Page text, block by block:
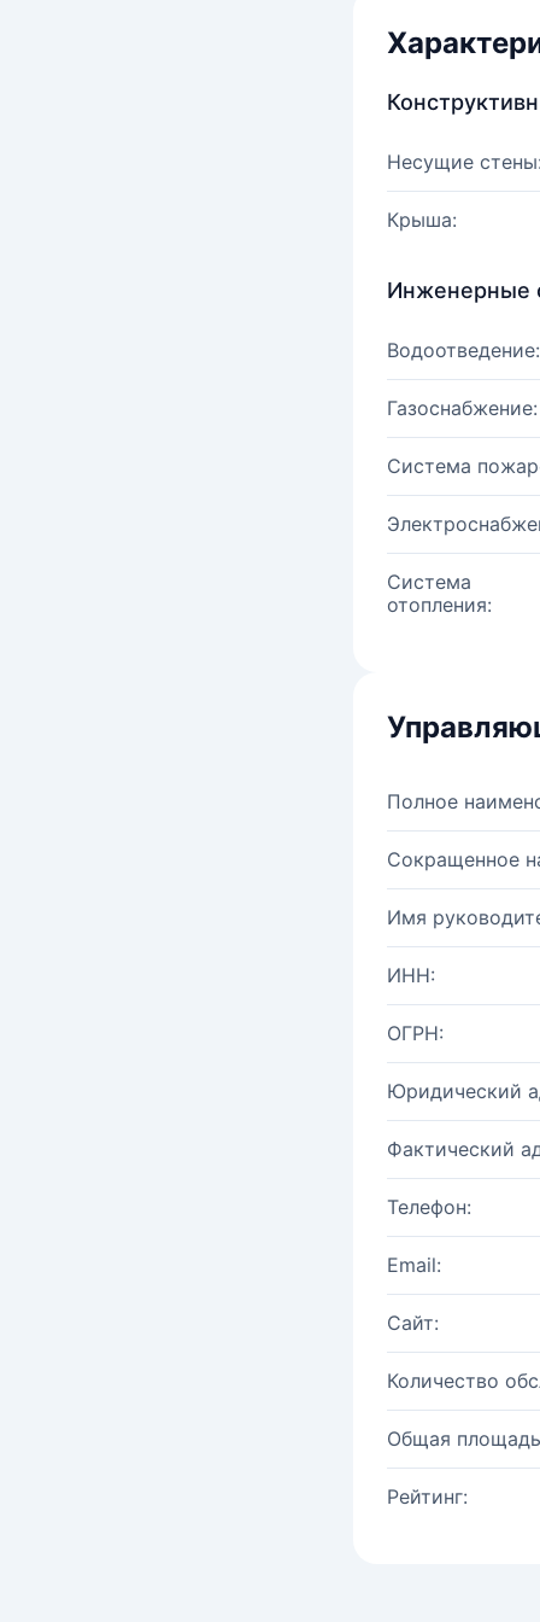
Несущие
Крыша:
Инженерные
Водоотведение:
Газоснабжение:
Система
Система
отопления:
Полное
Сокращенное
Имя
ИНН:
ОГРН:
Юридический
Фактический
Телефон:
Email:
Сайт:
Количество
Общая
Рейтинг: